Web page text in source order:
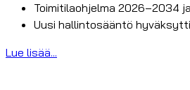
Toimitilaohjelma 2026–2034
Uusi hallintosääntö
Lue lisää...